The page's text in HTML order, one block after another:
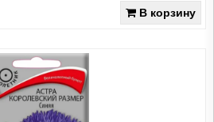
В корзину